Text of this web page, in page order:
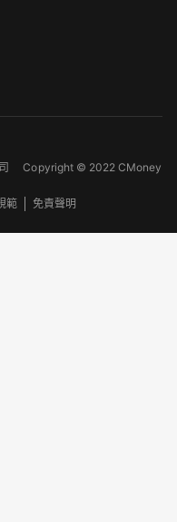
司Copyright © 2022 CMoney
範 免責聲明